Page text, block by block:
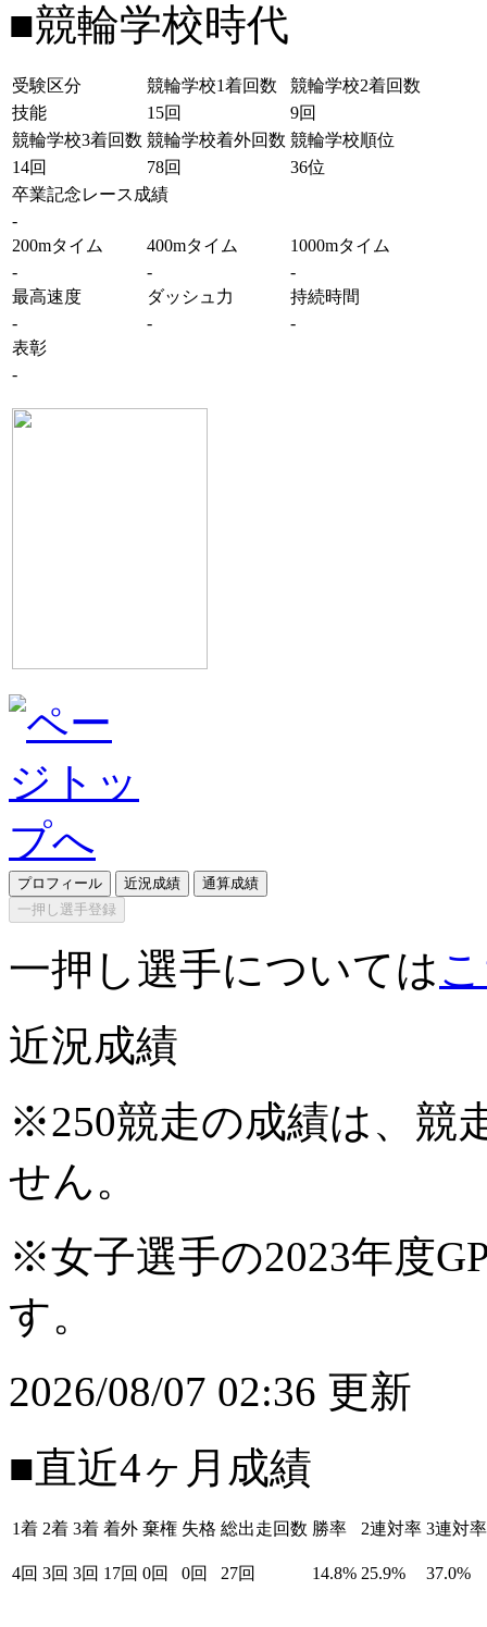
■競輪学校時代
受験区分 競輪学校1着回数
競輪学校2着回数
技能
15回
9回
競輪学校3着回数 競輪学校着外回数 競輪学校順位
14回
78回
36位
卒業記念レース成績
-
200mタイム
400mタイム
1000mタイム
-
-
-
最高速度
ダッシュ力
持続時間
-
-
-
表彰
-
プロフィール 近況成績
通算成績
一押し選手登録
一押し選手については
近況成績
※250競走の成績は、競
せん。
※女子選手の2023年度
す。
2026/08/07 02:36 更新
■直近4ヶ月成績
1着 2着 3着 着外 棄権 失格 総出走回数 勝率 2連対率 3連対率
4回 3回 3回 17回 0回 0回 27回 14.8% 25.9% 37.0%